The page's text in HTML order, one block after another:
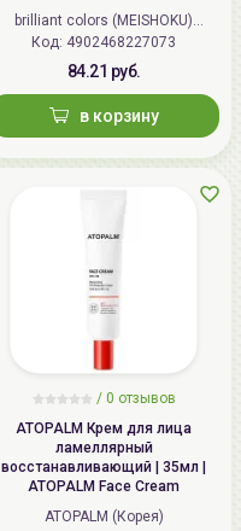
brilliant colors (MEISHOKU)
(Япония)
Код: 4902468227073
84.21 руб.
в корзину
/ 0 отзывов
ATOPALM Крем для лица
ламеллярный
восстанавливающий | 35мл |
ATOPALM Face Cream
ATOPALM (Корея)